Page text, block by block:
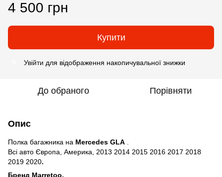
4 500 грн
Купити
Увійти для відображення накопичувальної знижки
До обраного Порівняти
Опис
Полка багажника на Mercedes GLA
Всі авто Європа, Америка, 2013 2014 2015 2016 2017 2018
2019 2020.
Бренд Marretoo.